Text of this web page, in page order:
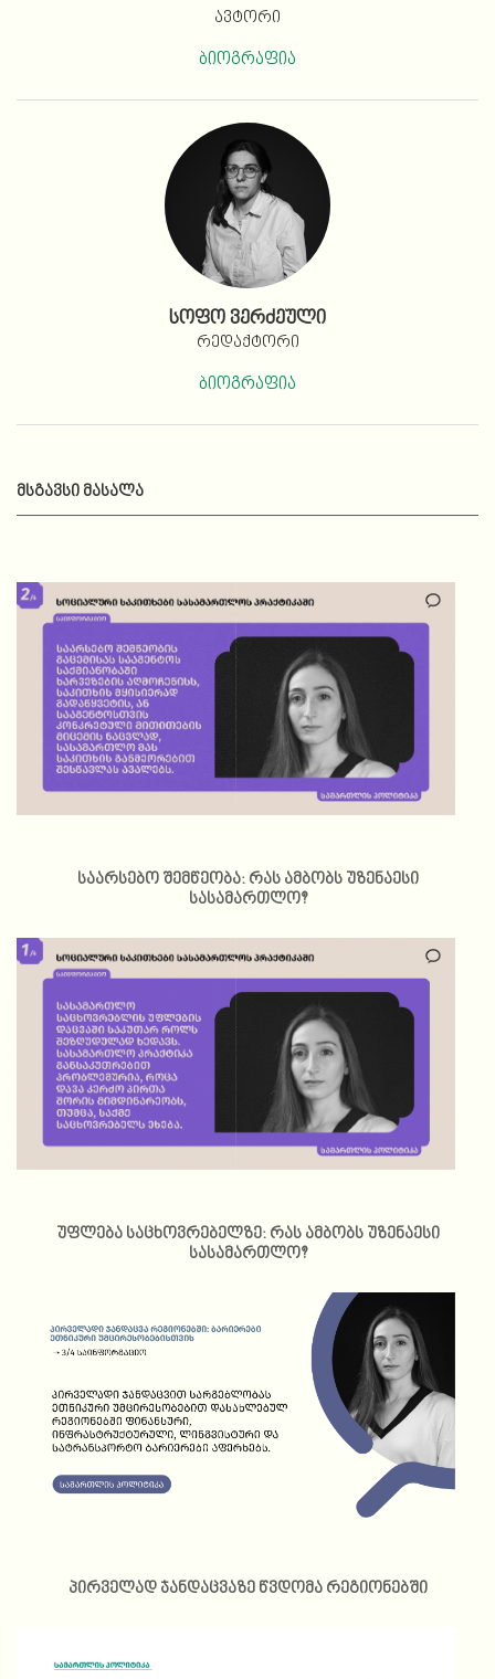
ავტორი
ბიოგრაფია
სოფო ვერძეული
რედაქტორი
ბიოგრაფია
ᲛᲡᲒᲐᲕᲡᲘ ᲛᲐᲡᲐᲚᲐ
საარსებო შემწეობა: რას ამბობს უზენაესი
სასამართლო?
უფლება საცხოვრებელზე: რას ამბობს უზენაესი
სასამართლო?
პირველად ჯანდაცვაზე წვდომა რეგიონებში